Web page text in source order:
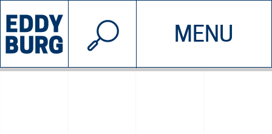
MENU
INIZIATIVE CHI SIAMO
© 2026 EDDYBURG